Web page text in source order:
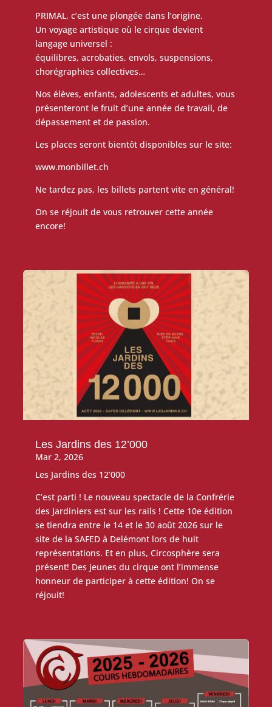
PRIMAL, c’est une plongée dans l’origine.
Un voyage artistique où le cirque devient
langage universel :
équilibres, acrobaties, envols, suspensions,
chorégraphies collectives…
Nos élèves, enfants, adolescents et adultes, vous
présenteront le fruit d’une année de travail, de
dépassement et de passion.
Les places seront bientôt disponibles sur le site:
www.monbillet.ch
Ne tardez pas, les billets partent vite en général!
On se réjouit de vous retrouver cette année
encore!
Les Jardins des 12’000
Mar 2, 2026
Les Jardins des 12’000
C’est parti ! Le nouveau spectacle de la Confrérie
des Jardiniers est sur les rails ! Cette 10e édition
se tiendra entre le 14 et le 30 août 2026 sur le
site de la SAFED à Delémont lors de huit
représentations. Et en plus, Circosphère sera
présent! Des jeunes du cirque ont l’immense
honneur de participer à cette édition! On se
réjouit!